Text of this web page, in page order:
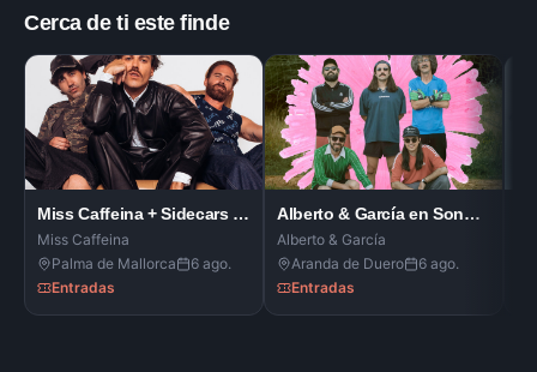
Cerca de ti este finde
Miss Caffeina + Sidecars en Mallorca Live Festival
Miss Caffeina
Palma de Mallorca
6 ago.
Entradas
Alberto & García en Sonorama
Alberto & García
Aranda de Duero
6 ago.
Entradas